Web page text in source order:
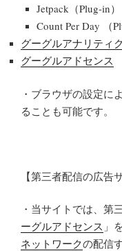
Jetpack（Plug-in）
Count Per Day （
グーグルアナリティ
グーグルアドセンス
・ブラウザの設定に
ることも可能です。
【第三者配信の広告
・当サイトでは、第
ーグルアドセンス 」
ネットワークの配信